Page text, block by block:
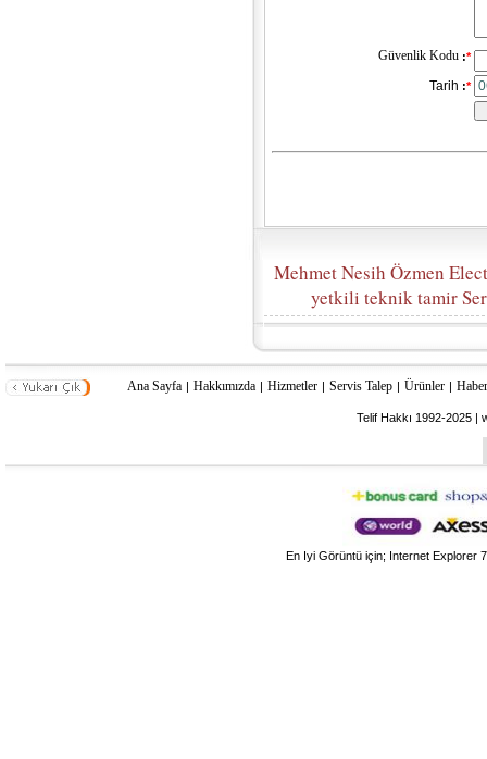
Güvenlik Kodu :*
Tarih :*
Mehmet Nesih Özmen
yetkili teknik tamir
Ana Sayfa | Hakkımızda | Hizmetler | Servis Talep | Ürünler |
Telif Hakkı 1992-2025 |
En Iyi Görüntü için; Internet Explorer